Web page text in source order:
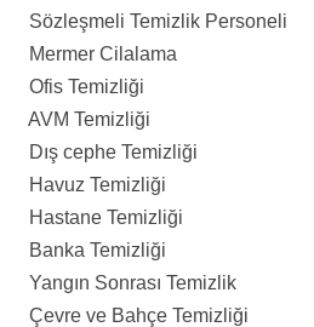
Sözleşmeli Temizlik Personeli
Mermer Cilalama
Ofis Temizliği
AVM Temizliği
Dış cephe Temizliği
Havuz Temizliği
Hastane Temizliği
Banka Temizliği
Yangın Sonrası Temizlik
Çevre ve Bahçe Temizliği